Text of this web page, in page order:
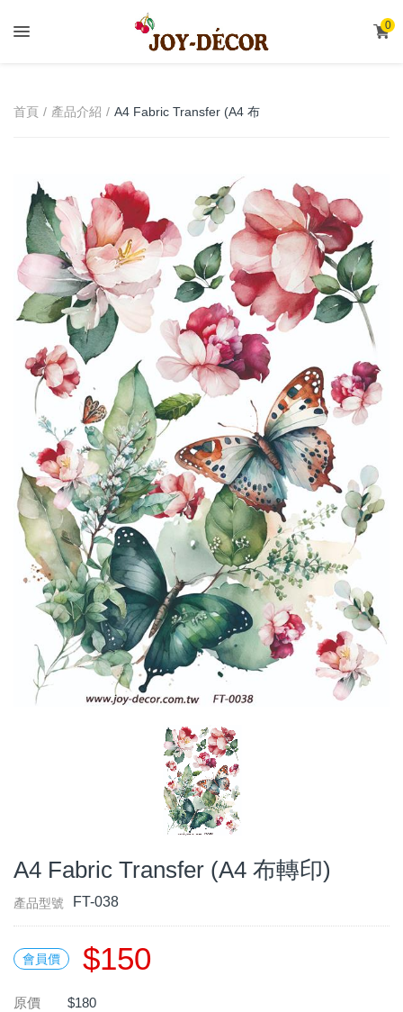
0
首頁 產品介紹
A4 Fabric Transfer (A4 布
A4 Fabric Transfer (A4 布轉印)
產品型號 FT-038
會員價 $150
原價 $180